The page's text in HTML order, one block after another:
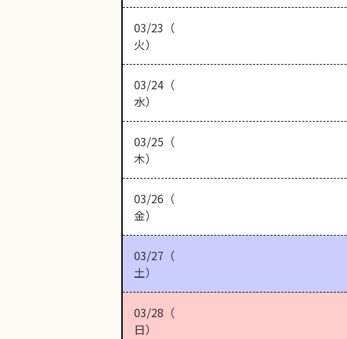
03/23（
火）
03/24（
水）
03/25（
木）
03/26（
金）
03/27（
土）
03/28（
日）